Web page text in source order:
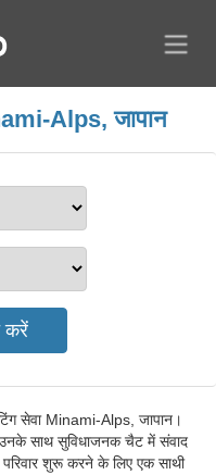
Alps, जापान
सेवा Minami-Alps, जापान।
साथ सुविधाजनक चैट में संवाद
शुरू करने के लिए एक साथी